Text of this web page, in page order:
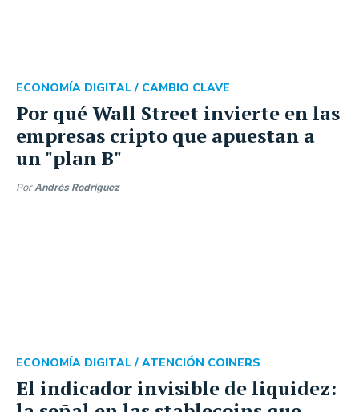
Por qué Wall Street invierte en las
empresas cripto que apuestan a
un "plan B"
ECONOMÍA DIGITAL / CAMBIO CLAVE
PorAndrés Rodríguez
El indicador invisible de liquidez:
ECONOMÍA DIGITAL / ATENCIÓN COINERS